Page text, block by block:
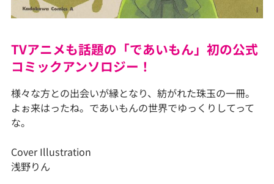
TVアニメも話題の「であいもん」初の公式
コミックアンソロジー！
様々な方との出会いが縁となり、紡がれた珠玉の一冊。
よぉ来はったね。であいもんの世界でゆっくりしてって
な。
Cover Illustration
浅野りん